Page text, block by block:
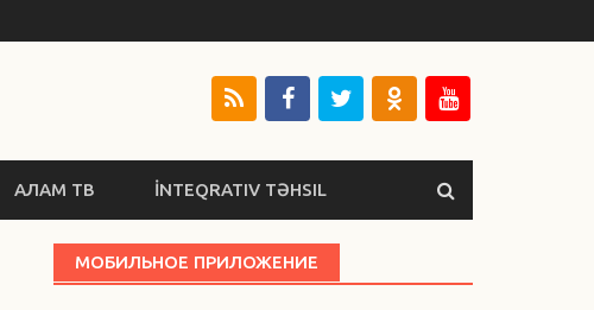
АЛАМ ТВ İNTEQRATIV TƏHSIL
МОБИЛЬНОЕ ПРИЛОЖЕНИЕ